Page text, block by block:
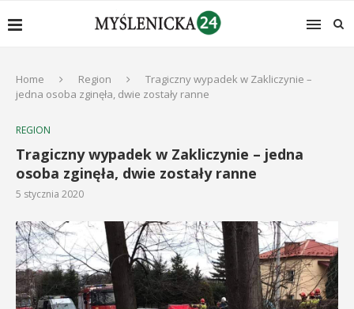
Home Region
Tragiczny wypadek w Zakliczynie –
jedna osoba zginęła, dwie zostały ranne
REGION
Tragiczny wypadek w Zakliczynie – jedna
osoba zginęła, dwie zostały ranne
5 stycznia 2020